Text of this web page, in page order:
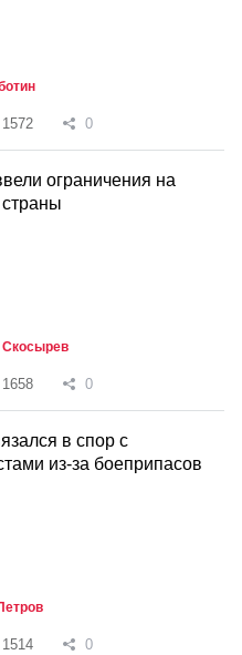
1572 0
ограничения на
1658 0
в спор с
из-за боеприпасов
1514 0